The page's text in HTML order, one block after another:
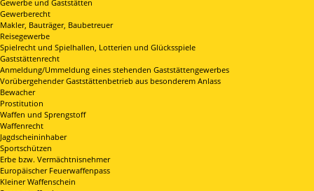
Gewerbe und Gaststätten
Gewerberecht
Makler, Bauträger, Baubetreuer
Reisegewerbe
Spielrecht und Spielhallen, Lotterien und Glücksspiele
Gaststättenrecht
Anmeldung/Ummeldung eines stehenden Gaststättengewerbes
Vorübergehender Gaststättenbetrieb aus besonderem Anlass
Bewacher
Prostitution
Waffen und Sprengstoff
Waffenrecht
Jagdscheininhaber
Sportschützen
Erbe bzw. Vermächtnisnehmer
Europäischer Feuerwaffenpass
Kleiner Waffenschein